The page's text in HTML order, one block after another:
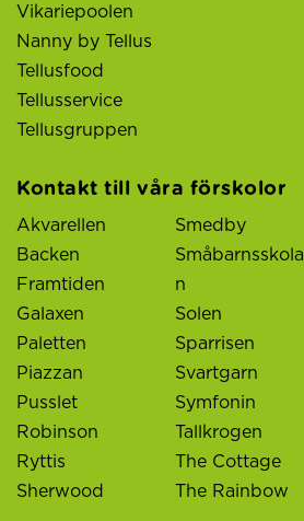
Vikariepoolen
Nanny by Tellus
Tellusfood
Tellusservice
Tellusgruppen
Kontakt till våra förskolor
Akvarellen
Backen
Framtiden
Galaxen
Paletten
Piazzan
Pusslet
Robinson
Ryttis
Sherwood
Smedby
Småbarnsskola
n
Solen
Sparrisen
Svartgarn
Symfonin
Tallkrogen
The Cottage
The Rainbow